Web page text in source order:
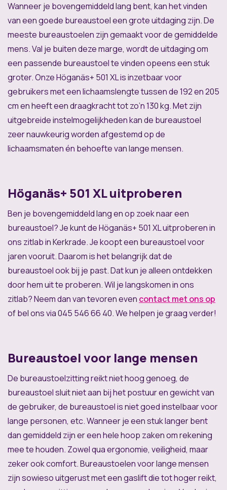
Wanneer je bovengemiddeld lang bent, kan het vinden
van een goede bureaustoel een grote uitdaging zijn. De
meeste bureaustoelen zijn gemaakt voor de gemiddelde
mens. Val je buiten deze marge, wordt de uitdaging om
een passende bureaustoel te vinden opeens een stuk
groter. Onze Höganäs+ 501 XL is inzetbaar voor
gebruikers met een lichaamslengte tussen de 192 en 205
cm en heeft een draagkracht tot zo’n 130 kg. Met zijn
uitgebreide instelmogelijkheden kan de bureaustoel
zeer nauwkeurig worden afgestemd op de
lichaamsmaten én behoefte van lange mensen.
Höganäs+ 501 XL uitproberen
Ben je bovengemiddeld lang en op zoek naar een
bureaustoel? Je kunt de Höganäs+ 501 XL uitproberen in
ons zitlab in Kerkrade. Je koopt een bureaustoel voor
jaren vooruit. Daarom is het belangrijk dat de
bureaustoel ook bij je past. Dat kun je alleen ontdekken
door hem uit te proberen. Wil je langskomen in ons
zitlab? Neem dan van tevoren even contact met ons op
of bel ons via 045 546 66 40. We helpen je graag verder!
Bureaustoel voor lange mensen
De bureaustoelzitting reikt niet hoog genoeg, de
bureaustoel sluit niet aan bij het postuur en gewicht van
de gebruiker, de bureaustoel is niet goed instelbaar voor
lange personen, etc. Wanneer je een stuk langer bent
dan gemiddeld zijn er een hele hoop zaken om rekening
mee te houden. Zowel qua ergonomie, veiligheid, maar
zeker ook comfort. Bureaustoelen voor lange mensen
zijn sowieso uitgerust met een gaslift die tot hoger reikt,